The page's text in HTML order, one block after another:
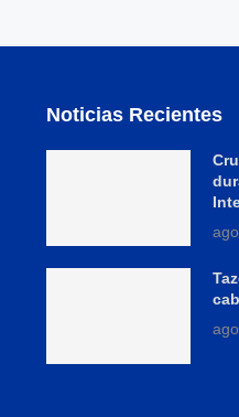
Noticias Recientes